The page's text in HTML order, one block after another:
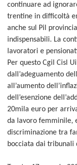
continuare ad
trentine in difficoltà
anche sul Pil
indispensabili. La
lavoratori e
Per questo Cgil Cisl
dall’adeguamento
all’aumento
dell’esenzione
20mila euro per
da lavoro femminile,
discriminazione tra
bocciata dai tribunali